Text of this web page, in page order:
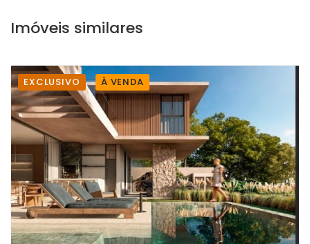
Imóveis similares
EXCLUSIVO À VENDA